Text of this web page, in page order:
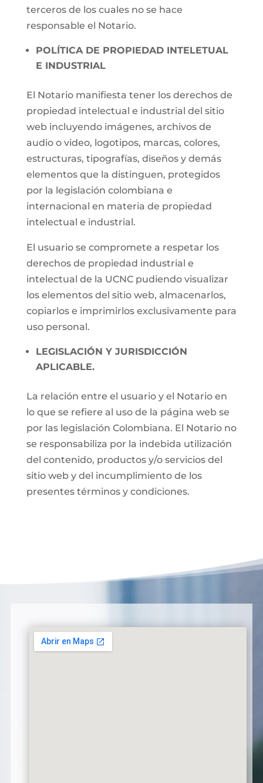
terceros de los cuales no se hace
responsable el Notario.
POLÍTICA DE PROPIEDAD INTELETUAL
E INDUSTRIAL
El Notario manifiesta tener los derechos de
propiedad intelectual e industrial del sitio
web incluyendo imágenes, archivos de
audio o video, logotipos, marcas, colores,
estructuras, tipografías, diseños y demás
elementos que la distinguen, protegidos
por la legislación colombiana e
internacional en materia de propiedad
intelectual e industrial.
El usuario se compromete a respetar los
derechos de propiedad industrial e
intelectual de la UCNC pudiendo visualizar
los elementos del sitio web, almacenarlos,
copiarlos e imprimirlos exclusivamente para
uso personal.
LEGISLACIÓN Y JURISDICCIÓN
APLICABLE.
La relación entre el usuario y el Notario en
lo que se refiere al uso de la página web se
por las legislación Colombiana. El Notario no
se responsabiliza por la indebida utilización
del contenido, productos y/o servicios del
sitio web y del incumplimiento de los
presentes términos y condiciones.